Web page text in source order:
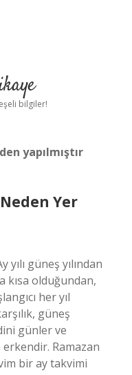
bilgiler!
yapılmıştır
Yer
güneş yılından
kısa olduğundan,
her yıl
güneş
günler ve
Ramazan
bir ay takvimi